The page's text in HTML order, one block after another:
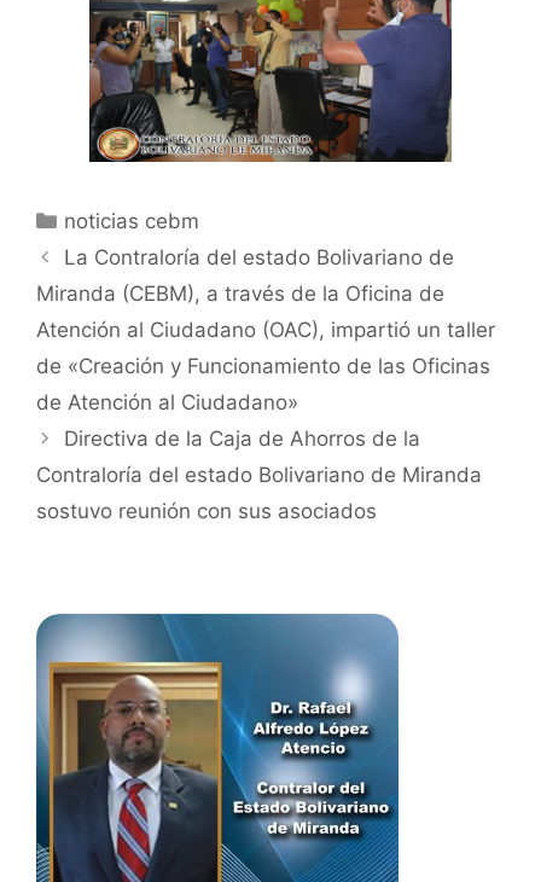
noticias cebm
La Contraloría del estado Bolivariano de
Miranda (CEBM), a través de la Oficina de
Atención al Ciudadano (OAC), impartió un taller
de «Creación y Funcionamiento de las Oficinas
de Atención al Ciudadano»
Directiva de la Caja de Ahorros de la
Contraloría del estado Bolivariano de Miranda
sostuvo reunión con sus asociados